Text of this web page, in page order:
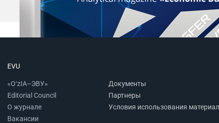
EVU
«O‘zIA–ЭВУ»
Editorial Council
О журнале
Вакансии
Документы
Партнеры
Условия использования